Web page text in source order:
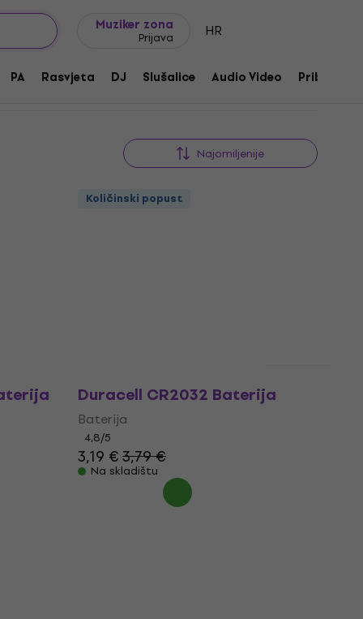
Muziker zona
Prijava HR
PA Rasvjeta DJ Slušalice Audio Video Pribor
Najomiljenije
Količinski popust
Duracell CR2032 Baterija
Baterija
4,8/5
3,19 €3,79 €
Na skladištu